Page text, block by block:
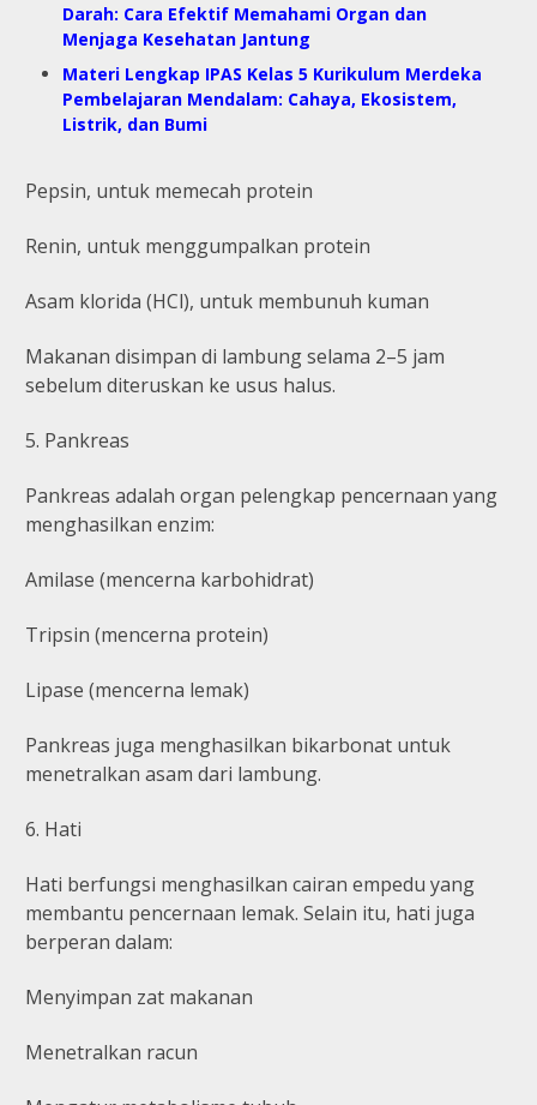
Darah: Cara Efektif Memahami Organ dan
Menjaga Kesehatan Jantung
Materi Lengkap IPAS Kelas 5 Kurikulum Merdeka
Pembelajaran Mendalam: Cahaya, Ekosistem,
Listrik, dan Bumi
Pepsin, untuk memecah protein
Renin, untuk menggumpalkan protein
Asam klorida (HCl), untuk membunuh kuman
Makanan disimpan di lambung selama 2–5 jam
sebelum diteruskan ke usus halus.
5. Pankreas
Pankreas adalah organ pelengkap pencernaan yang
menghasilkan enzim:
Amilase (mencerna karbohidrat)
Tripsin (mencerna protein)
Lipase (mencerna lemak)
Pankreas juga menghasilkan bikarbonat untuk
menetralkan asam dari lambung.
6. Hati
Hati berfungsi menghasilkan cairan empedu yang
membantu pencernaan lemak. Selain itu, hati juga
berperan dalam:
Menyimpan zat makanan
Menetralkan racun